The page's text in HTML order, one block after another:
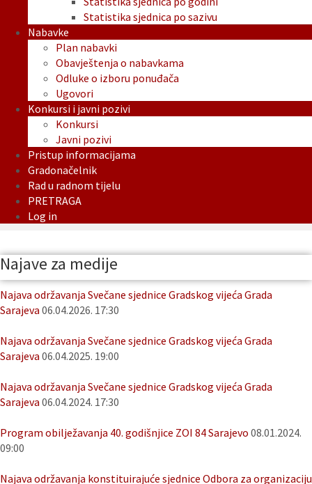
Statistika sjednica po sazivu
Nabavke
Plan nabavki
Obavještenja o nabavkama
Odluke o izboru ponuđača
Ugovori
Konkursi i javni pozivi
Konkursi
Javni pozivi
Pristup informacijama
Gradonačelnik
Rad u radnom tijelu
PRETRAGA
Log in
Najave za medije
Najava održavanja Svečane sjednice Gradskog vijeća Grada
Sarajeva 06.04.2026. 17:30
Najava održavanja Svečane sjednice Gradskog vijeća Grada
Sarajeva 06.04.2025. 19:00
Najava održavanja Svečane sjednice Gradskog vijeća Grada
Sarajeva 06.04.2024. 17:30
Program obilježavanja 40. godišnjice ZOI 84 Sarajevo 08.01.2024.
09:00
Najava održavanja konstituirajuće sjednice Odbora za organizaciju